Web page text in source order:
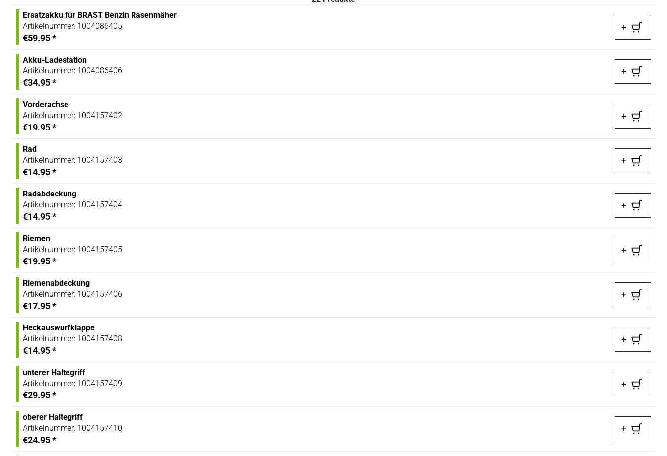
Ersatzakku für BRAST Benzin Rasenmäher
Artikelnummer: 1004086405
€59.95*
+
Akku-Ladestation
Artikelnummer: 1004086406
€34.95*
+
Vorderachse
Artikelnummer: 1004157402
€19.95*
+
Rad
Artikelnummer: 1004157403
€14.95*
+
Radabdeckung
Artikelnummer: 1004157404
€14.95*
+
Riemen
Artikelnummer: 1004157405
€19.95*
+
Riemenabdeckung
Artikelnummer: 1004157406
€17.95*
+
Heckauswurfklappe
Artikelnummer: 1004157408
€14.95*
+
unterer Haltegriff
Artikelnummer: 1004157409
€29.95*
+
oberer Haltegriff
Artikelnummer: 1004157410
€24.95*
+